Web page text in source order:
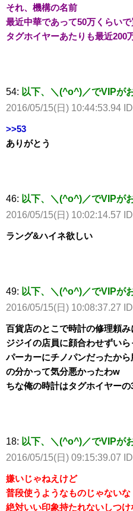
それ、機構の名前
最近中華であって50万くらい
タグホイヤーあたりも最近200
54: 以下、＼(^o^)／でVIPが
2016/05/15(日) 10:44:53.94
>>53
ありがとう
46: 以下、＼(^o^)／でVIPが
2016/05/15(日) 10:02:14.57
ラング&ハイネ欲しい
49: 以下、＼(^o^)／でVIPが
2016/05/15(日) 10:08:37.27
百貨店のとこで時計の修理頼
ジジイの店員に顔合わせずい
パーカーにチノパンだったか
の分かって気分悪かったわw
ちな俺の時計はタグホイヤー
18: 以下、＼(^o^)／でVIPが
2016/05/15(日) 09:15:39.07
嫌いじゃねえけど
普段使うようなものじゃないな
絶対いい印象持たれないしつ